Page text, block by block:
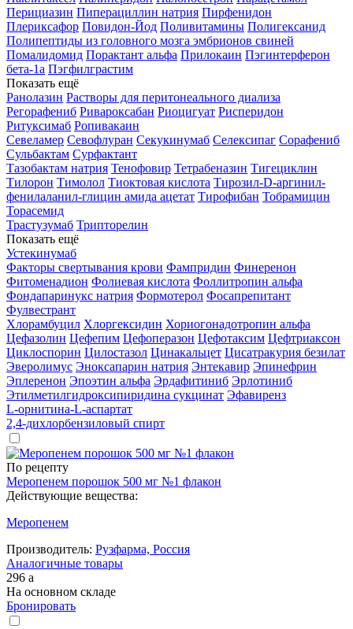
Перициазин Пиперациллин натрия Пирфенидон
Плериксафор Повидон-Йод Поливитамины Полигексанид
Полипептиды из головного мозга эмбрионов свиней
Помалидомид Порактант альфа Прилокаин Пэгинтерферон
бета-1a Пэгфилграстим
Показать ещё
Ранолазин Растворы для перитонеального диализа
Регорафениб Ривароксабан Риоцигуат Рисперидон
Ритуксимаб Ропивакаин
Севеламер Севофлуран Секукинумаб Селексипаг Сорафениб
Сульбактам Сурфактант
Тазобактам натрия Тенофовир Тетрабеназин Тигециклин
Тилорон Тимолол Тиоктовая кислота Тирозил-D-аргинил-
фенилаланил-глицин амида ацетат Тирофибан Тобрамицин
Торасемид
Трастузумаб Трипторелин
Показать ещё
Устекинумаб
Факторы свертывания крови Фампридин Финеренон
Фитоменадион Фолиевая кислота Фоллитропин альфа
Фондапаринукс натрия Формотерол Фосапрепитант
Фулвестрант
Хлорамбуцил Хлоргексидин Хориогонадотропин альфа
Цефазолин Цефепим Цефоперазон Цефотаксим Цефтриаксон
Циклоспорин Цилостазол Цинакальцет Цисатракурия безилат
Эверолимус Эноксапарин натрия Энтекавир Эпинефрин
Эплеренон Эпоэтин альфа Эрдафитиниб Эрлотиниб
Этилметилгидроксипиридина сукцинат Эфавиренз
L-орнитина-L-аспартат
2,4-дихлорбензиловый спирт
По рецепту
Меропенем порошок 500 мг №1 флакон
Действующие вещества:
Меропенем
Производитель: Рузфарма, Россия
Аналогичные товары
296 a
На основном складе
Бронировать